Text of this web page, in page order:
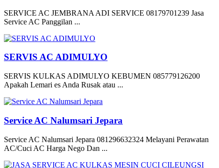
SERVICE AC JEMBRANA ADI SERVICE 08179701239 Jasa
Service AC Panggilan ...
SERVIS AC ADIMULYO
SERVIS KULKAS ADIMULYO KEBUMEN 085779126200
Apakah Lemari es Anda Rusak atau ...
Service AC Nalumsari Jepara
Service AC Nalumsari Jepara 081296632324 Melayani Perawatan
AC/Cuci AC Harga Nego Dan ...